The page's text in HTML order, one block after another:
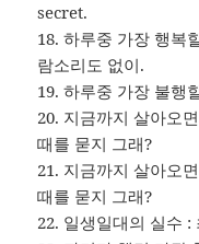
secret.
18. 하루중 가장 행복
람소리도 없이.
19. 하루중 가장 불행
20. 지금까지 살아오
때를 묻지 그래?
21. 지금까지 살아오
때를 묻지 그래?
22. 일생일대의 실수 :